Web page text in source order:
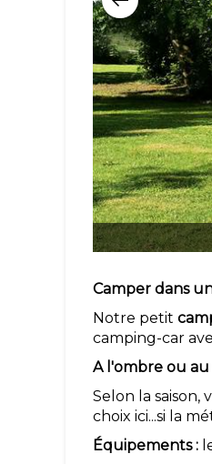
Camper dans
Notre petit
camping-car
A l'ombre ou au
Selon la
choix ici...si la
Équipements :